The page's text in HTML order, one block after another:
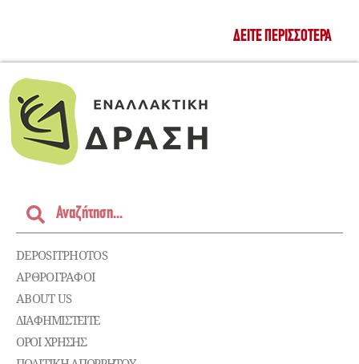
ΔΕΊΤΕ ΠΕΡΙΣΣΌΤΕΡΑ
DEPOSITPHOTOS
ΑΡΘΡΟΓΡΑΦΟΙ
ABOUT US
ΔΙΑΦΗΜΙΣΤΕΊΤΕ
ΌΡΟΙ ΧΡΉΣΗΣ